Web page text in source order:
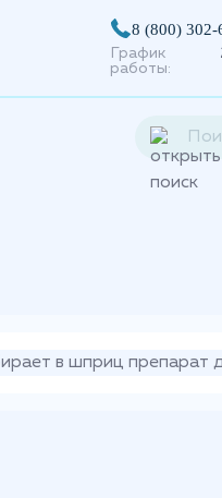
8 (800) 302-
График
работы: